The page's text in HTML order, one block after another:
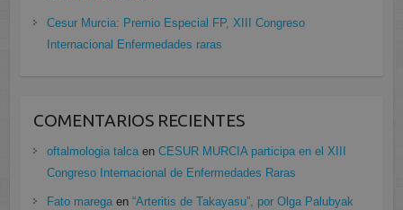
Cesur Murcia: Premio Especial FP, XIII Congreso
Internacional Enfermedades raras
COMENTARIOS RECIENTES
oftalmologia talcaen CESUR MURCIA participa en el XIII
Congreso Internacional de Enfermedades Raras
Fato maregaen “Arteritis de Takayasu”, por Olga Palubyak